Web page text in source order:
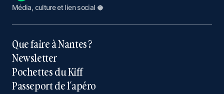
Média, culture et lien social 🥥
Que faire à Nantes ?
Newsletter
Pochettes du Kiff
Passeport de l’apéro